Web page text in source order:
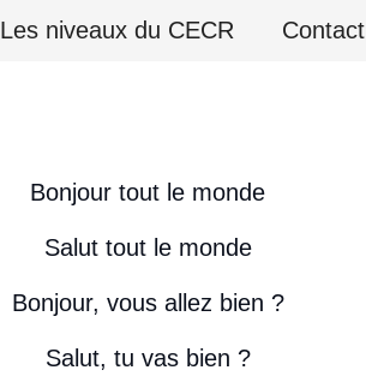
Les niveaux du CECR Contact
Bonjour tout le monde
Salut tout le monde
Bonjour, vous allez bien ?
Salut, tu vas bien ?